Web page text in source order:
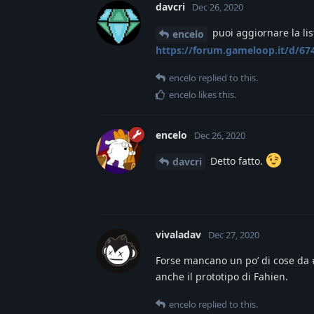
davcri Dec 26, 2020
encelo
puoi aggiornare la
https://forum.gameloop.it/d/
encelo replied to this.
encelo likes this.
encelo Dec 26, 2020
davcri Detto fatto.
vivaladav Dec 27, 2020
Forse mancano un po’ di cose
anche il prototipo di Fahien.
encelo replied to this.